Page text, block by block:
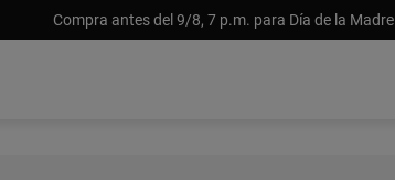
Compra antes del 9/8, 7 p.m. para Día de la Madre